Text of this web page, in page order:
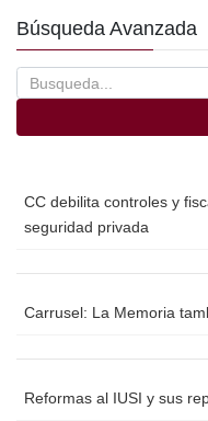
k
Búsqueda Avanzada
CC debilita controles y
seguridad privada
Carrusel: La Memoria
Reformas al IUSI y sus